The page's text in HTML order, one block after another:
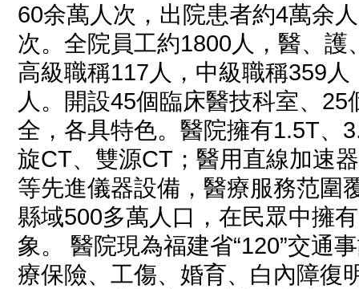
60余萬人次，出院患者約4萬余
次。全院員工約1800人，醫、護
高級職稱117人，中級職稱359
人。開設45個臨床醫技科室、
全，各具特色。醫院擁有1.5T、
旋CT、雙源CT；醫用直線加速
等先進儀器設備，醫療服務范圍
縣域500多萬人口，在民眾中擁
象。 醫院現為福建省“120”交通
療保險、工傷、婚育、白內障復